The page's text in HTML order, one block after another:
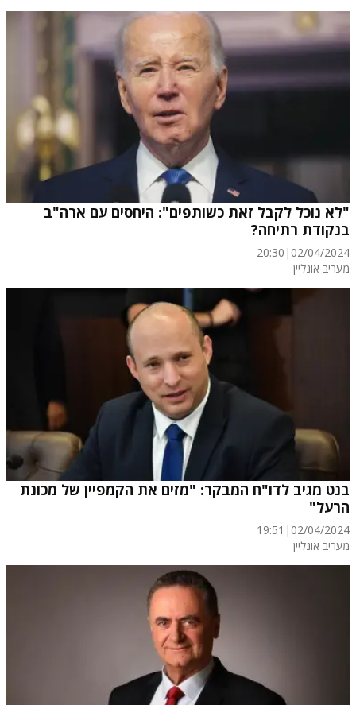
"לא נוכל לקבל זאת כשותפים": היחסים עם ארה"ב
בנקודת רתיחה?
02/04/2024
|
20:30
מעריב אונליין
בנט מגיב לדו"ח המבקר: "מזים את הקמפיין של מכונת
הרעל"
02/04/2024
|
19:51
מעריב אונליין